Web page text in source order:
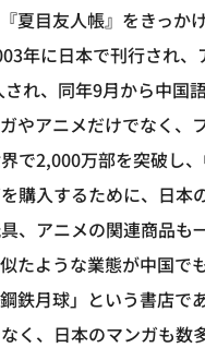
夏目友人帳』をきっか
年に日本で刊行され
れ、同年9月から中国
やアニメだけでなく
で2,000万部を突破し
購入するために、日
、アニメの関連商品
たような業態が中国で
鉄月球」という書店
く、日本のマンガも